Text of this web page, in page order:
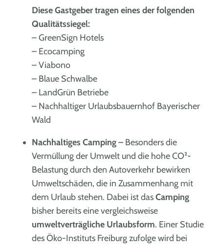
Diese Gastgeber tragen eines der folgenden
Qualitätssiegel:
– GreenSign Hotels
– Ecocamping
– Viabono
– Blaue Schwalbe
– LandGrün Betriebe
– Nachhaltiger Urlaubsbauernhof Bayerischer
Wald
Nachhaltiges Camping – Besonders die
Vermüllung der Umwelt und die hohe CO²-
Belastung durch den Autoverkehr bewirken
Umweltschäden, die in Zusammenhang mit
dem Urlaub stehen. Dabei ist dasCamping
bisher bereits eine vergleichsweise
umweltverträgliche Urlaubsform. Einer Studie
des Öko-Instituts Freiburg zufolge wird bei